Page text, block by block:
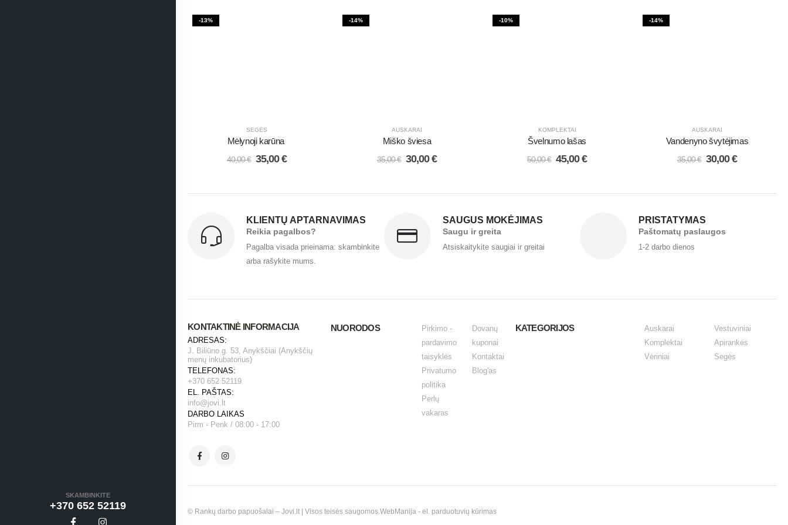
SKAMBINKITE
+370 652 52119
-13%
SEGĖS
Mėlynoji karūna
40,00€ 35,00€
-14%
AUSKARAI
Miško šviesa
35,00€ 30,00€
-10%
KOMPLEKTAI
Švelnumo lašas
50,00€ 45,00€
-14%
AUSKARAI
Vandenyno švytėjimas
35,00€ 30,00€
KLIENTŲ APTARNAVIMAS
Reikia pagalbos?
Pagalba visada prieinama: skambinkite
arba rašykite mums.
SAUGUS MOKĖJIMAS
Saugu ir greita
Atsiskaitykite saugiai ir greitai
PRISTATYMAS
Paštomatų paslaugos
1-2 darbo dienos
KONTAKTINĖ INFORMACIJA
ADRESAS:
J. Biliūno g. 53, Anykščiai (Anykščių
menų inkubatorius)
TELEFONAS:
+370 652 52119
EL. PAŠTAS:
info@jovi.lt
DARBO LAIKAS
Pirm - Penk / 08:00 - 17:00
NUORODOS
Pirkimo -
pardavimo
taisyklės
Privatumo
politika
Perlų
vakaras
Dovanų
kuponai
Kontaktai
Blog'as
KATEGORIJOS
Auskarai
Komplektai
Vėriniai
Vestuviniai
Apirankės
Segės
© Rankų darbo papuošalai – Jovi.lt | Visos teisės saugomos. WebManija - el. parduotuvių kūrimas